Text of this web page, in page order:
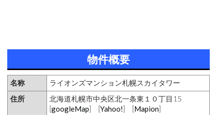
物件概要
名称
ライオンズマンション札幌スカイタワー
住所
北海道札幌市中央区北一条東１０丁目15
[googleMap] [Yahoo!] [Mapion]